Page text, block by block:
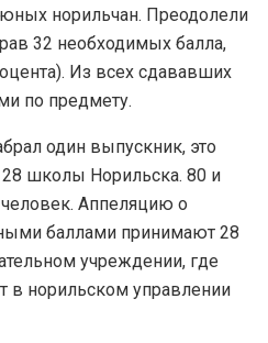
норильчан. Преодолели
32 необходимых балла,
Из всех сдававших
по предмету.
один выпускник, это
28 школы Норильска. 80 и
Аппеляцию о
баллами принимают 28
учреждении, где
в норильском управлении